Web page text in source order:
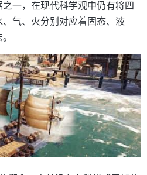
一，在现代科学观中仍有将四
气、火分别对应着固态、液